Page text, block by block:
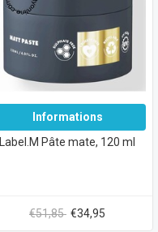
Informations
Label.M Pâte mate, 120 ml
€51,85 €34,95